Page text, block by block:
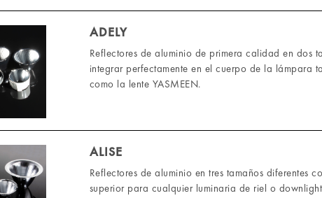
ADELY
Reflectores de aluminio de primera calidad en dos
integrar perfectamente en el cuerpo de la lámpara
como la lente YASMEEN.
ALISE
Reflectores de aluminio en tres tamaños diferentes
superior para cualquier luminaria de riel o